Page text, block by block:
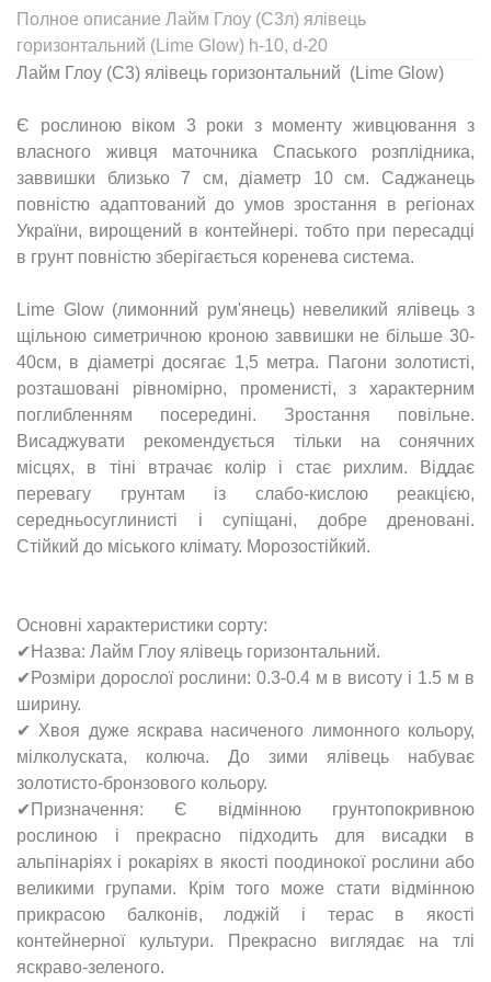
Полное описание Лайм Глоу (С3л) ялівець
горизонтальний (Lime Glow) h-10, d-20
Лайм Глоу (С3) ялівець горизонтальний (Lime Glow)
Є рослиною віком 3 роки з моменту живцювання з
власного живця маточника Спаського розплідника,
заввишки близько 7 см, діаметр 10 см. Саджанець
повністю адаптований до умов зростання в регіонах
України, вирощений в контейнері. тобто при пересадці
в грунт повністю зберігається коренева система.
Lime Glow (лимонний рум'янець) невеликий ялівець з
щільною симетричною кроною заввишки не більше 30-
40см, в діаметрі досягає 1,5 метра. Пагони золотисті,
розташовані рівномірно, променисті, з характерним
поглибленням посередині. Зростання повільне.
Висаджувати рекомендується тільки на сонячних
місцях, в тіні втрачає колір і стає рихлим. Віддає
перевагу грунтам із слабо-кислою реакцією,
середньосуглинисті і супіщані, добре дреновані.
Стійкий до міського клімату. Морозостійкий.
Основні характеристики сорту:
✔Назва: Лайм Глоу ялівець горизонтальний.
✔Розміри дорослої рослини: 0.3-0.4 м в висоту і 1.5 м в
ширину.
✔ Хвоя дуже яскрава насиченого лимонного кольору,
мілколуската, колюча. До зими ялівець набуває
золотисто-бронзового кольору.
✔Призначення: Є відмінною грунтопокривною
рослиною і прекрасно підходить для висадки в
альпінаріях і рокаріях в якості поодинокої рослини або
великими групами. Крім того може стати відмінною
прикрасою балконів, лоджій і терас в якості
контейнерної культури. Прекрасно виглядає на тлі
яскраво-зеленого.